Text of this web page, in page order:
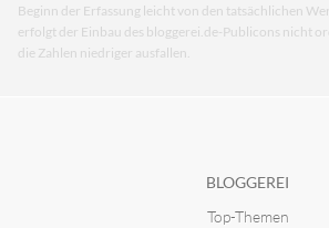
Beginn der Erfassung leicht von den tatsächlichen
erfolgt der Einbau des bloggerei.de-Publicons nicht
die Zahlen niedriger ausfallen.
BLOGGEREI
Top-Themen